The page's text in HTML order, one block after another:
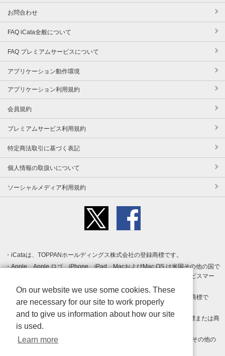
お問合わせ
FAQ iCata全般について
FAQ プレミアムサービスについて
アプリケーション動作環境
アプリケーション利用規約
会員規約
プレミアムサービス利用規約
特定商法取引に基づく表記
個人情報の取扱いについて
ソーシャルメディア利用規約
iCataは、TOPPANホールディングス株式会社の登録商標です。
Apple、Apple ロゴ、iPhone、iPad、MacおよびMac OS は米国その他の国で
登録された Apple Inc. の商標です。App Store は Apple Inc. のサービスマー
クです。
Android、Google Play および Google Play ロゴ は Google LLC の商標で
す。
Windows は Microsoft Inc.の米国およびその他の国における登録商標または商
標です。
Adobe、Adobe Reader、Adobe PDF は、Adobe Inc.の米国およびその他の
On our website we use some cookies. These
are necessary for our site to work properly
and to give us information about how our site
is used.
Learn more